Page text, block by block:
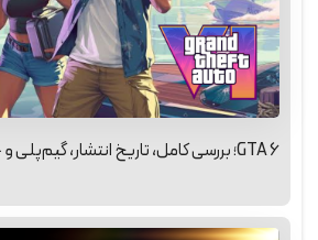
GTA 6؛ بررسی کامل، تاریخ انتشار، گیم‌پلی و جدیدترین اخبار